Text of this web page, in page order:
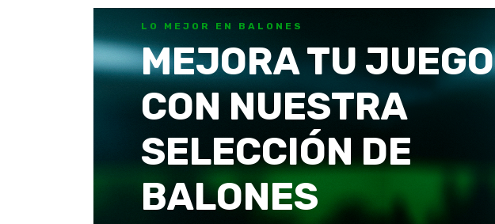
LO MEJOR EN BALONES
MEJORA TU JUEGO
CON NUESTRA
SELECCIÓN DE
BALONES